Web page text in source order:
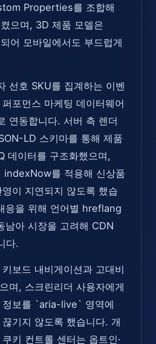
Properties를 조합해
으며, 3D 제품 모델은
어 모바일에서도 부드럽게
선호 SKU를 집계하는 이벤
포먼스 마케팅 데이터웨어
연동합니다. 서버 측 렌더
LD 스키마를 통해 제품
데이터를 구조화했으며,
indexNow를 적용해 신상품
이 지연되지 않도록 했습
응을 위해 언어별 hreflang
남아 시장을 고려해 CDN
다.
보드 내비게이션과 고대비
며, 스크린리더 사용자에게
정보를 `aria-live` 영역에
기지 않도록 했습니다. 개
키 컨트롤 센터는 옵트인·